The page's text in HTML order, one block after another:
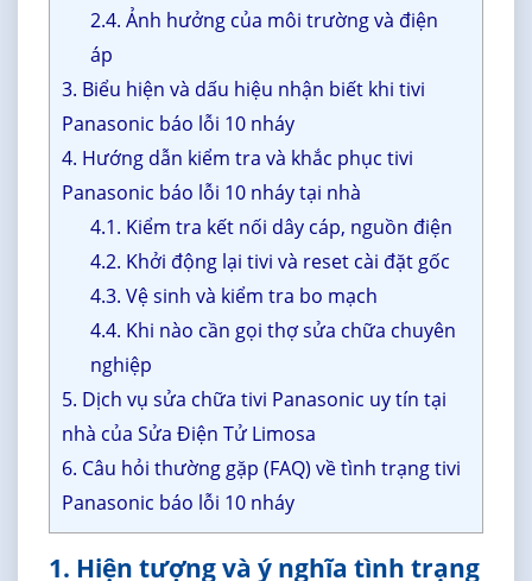
2.4. Ảnh hưởng của môi trường và điện
áp
3. Biểu hiện và dấu hiệu nhận biết khi tivi
Panasonic báo lỗi 10 nháy
4. Hướng dẫn kiểm tra và khắc phục tivi
Panasonic báo lỗi 10 nháy tại nhà
4.1. Kiểm tra kết nối dây cáp, nguồn điện
4.2. Khởi động lại tivi và reset cài đặt gốc
4.3. Vệ sinh và kiểm tra bo mạch
4.4. Khi nào cần gọi thợ sửa chữa chuyên
nghiệp
5. Dịch vụ sửa chữa tivi Panasonic uy tín tại
nhà của Sửa Điện Tử Limosa
6. Câu hỏi thường gặp (FAQ) về tình trạng tivi
Panasonic báo lỗi 10 nháy
1. Hiện tượng và ý nghĩa tình trạng